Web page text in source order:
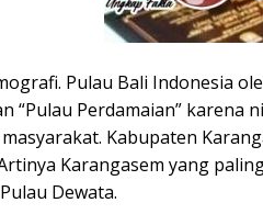
Pulau Bali Indonesia
“Pulau Perdamaian” karena
Kabupaten
Karangasem yang
Dewata.